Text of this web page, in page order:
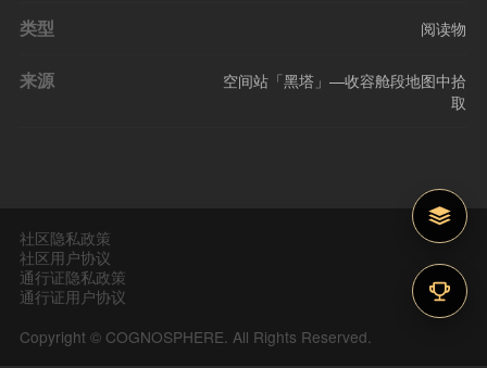
类型 阅读物
来源
空间站「黑塔」—收容舱段地图中拾
取
社区隐私政策
社区用户协议
通行证隐私政策
通行证用户协议
Copyright © COGNOSPHERE. All Rights Reserved.